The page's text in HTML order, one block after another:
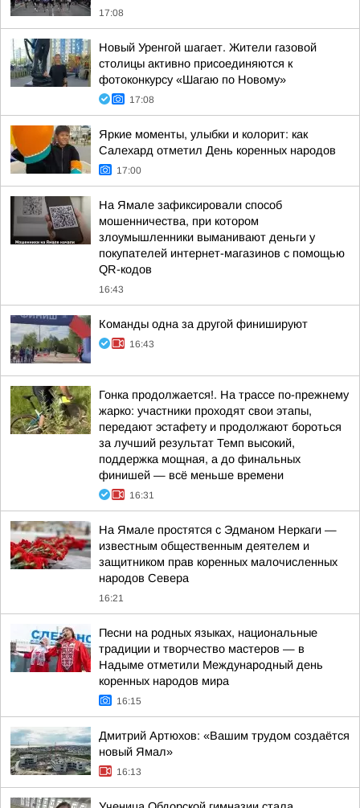
17:08
Новый Уренгой шагает. Жители газовой
столицы активно присоединяются к
фотоконкурсу «Шагаю по Новому»
17:08
Яркие моменты, улыбки и колорит: как
Салехард отметил День коренных народов
17:00
На Ямале зафиксировали способ
мошенничества, при котором
злоумышленники выманивают деньги у
покупателей интернет-магазинов с помощью
QR-кодов
16:43
Команды одна за другой финишируют
16:43
Гонка продолжается!. На трассе по-прежнему
жарко: участники проходят свои этапы,
передают эстафету и продолжают бороться
за лучший результат Темп высокий,
поддержка мощная, а до финальных
финишей — всё меньше времени
16:31
На Ямале простятся с Эдманом Неркаги —
известным общественным деятелем и
защитником прав коренных малочисленных
народов Севера
16:21
Песни на родных языках, национальные
традиции и творчество мастеров — в
Надыме отметили Международный день
коренных народов мира
16:15
Дмитрий Артюхов: «Вашим трудом создаётся
новый Ямал»
16:13